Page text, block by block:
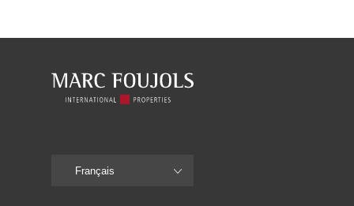
Français